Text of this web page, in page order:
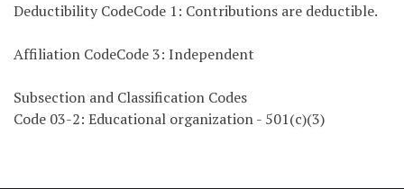
Deductibility CodeCode 1: Contributions are deductible.
Affiliation CodeCode 3: Independent
Subsection and Classification Codes
Code 03-2: Educational organization - 501(c)(3)